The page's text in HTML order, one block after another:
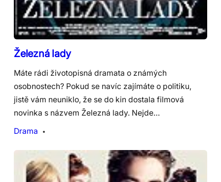
Železná lady
Máte rádi životopisná dramata o známých
osobnostech? Pokud se navíc zajímáte o politiku,
jistě vám neuniklo, že se do kin dostala filmová
novinka s názvem Železná lady. Nejde…
Drama